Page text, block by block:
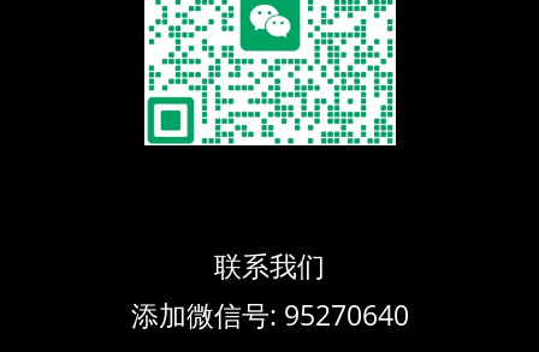
联系我们
添加微信号: 95270640